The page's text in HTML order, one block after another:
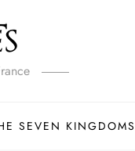
SEVEN KINGDOMS